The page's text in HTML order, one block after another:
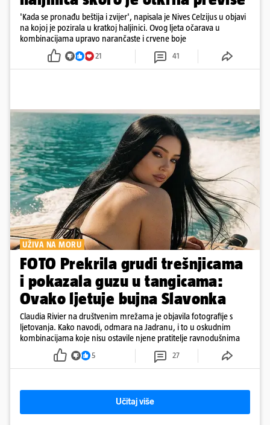
'Kada se pronađu beštija i zvijer', napisala je Nives Celzijus u objavi
na kojoj je pozirala u kratkoj haljinici. Ovog ljeta očarava u
kombinacijama upravo narančaste i crvene boje
21 41
UŽIVA NA MORU
FOTO Prekrila grudi trešnjicama
i pokazala guzu u tangicama:
Ovako ljetuje bujna Slavonka
Claudia Rivier na društvenim mrežama je objavila fotografije s
ljetovanja. Kako navodi, odmara na Jadranu, i to u oskudnim
kombinacijama koje nisu ostavile njene pratitelje ravnodušnima
5 27
Učitaj više